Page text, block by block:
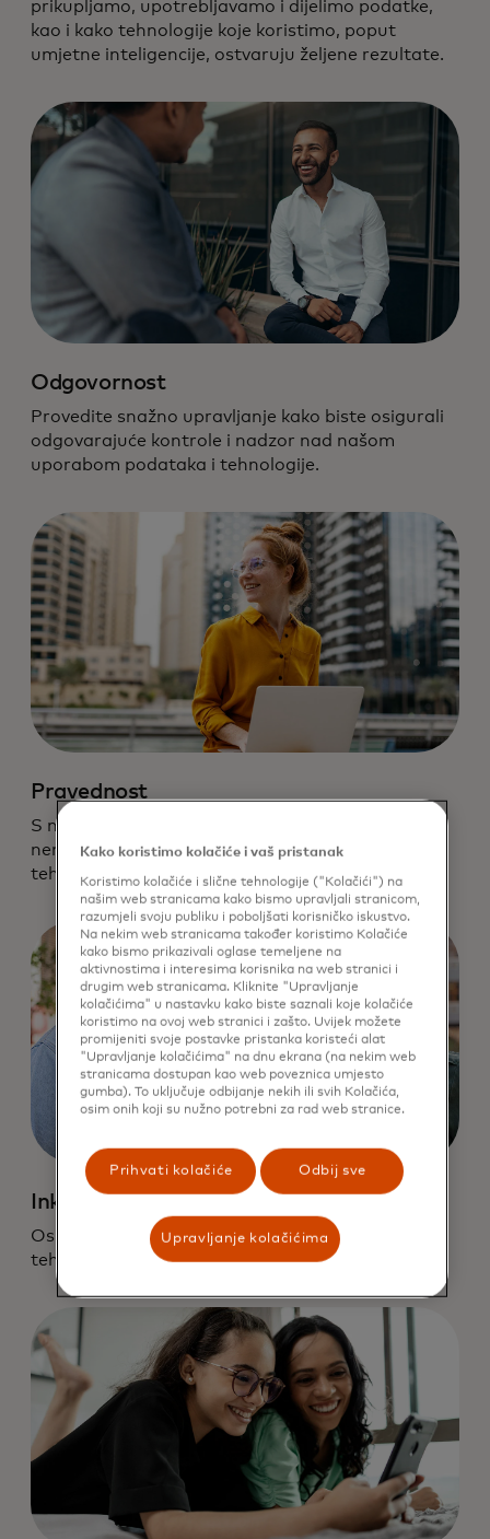
prikupljamo, upotrebljavamo i dijelimo podatke,
kao i kako tehnologije koje koristimo, poput
umjetne inteligencije, ostvaruju željene rezultate.
Odgovornost
Provedite snažno upravljanje kako biste osigurali
odgovarajuće kontrole i nadzor nad našom
uporabom podataka i tehnologije.
Pravednost
S namjerom smanjite pristranost, netočnosti i
nenamjerne štete u našoj upotrebi podataka i
tehnologije.
Inkluzija
Osigurajte da naša upotreba podataka i
tehnologije potiče inkluziju.
Kako koristimo kolačiće i vaš pristanak
Koristimo kolačiće i slične tehnologije ("Kolačići") na
našim web stranicama kako bismo upravljali stranicom,
razumjeli svoju publiku i poboljšati korisničko iskustvo.
Na nekim web stranicama također koristimo Kolačiće
kako bismo prikazivali oglase temeljene na
aktivnostima i interesima korisnika na web stranici i
drugim web stranicama. Kliknite "Upravljanje
kolačićima" u nastavku kako biste saznali koje kolačiće
koristimo na ovoj web stranici i zašto. Uvijek možete
promijeniti svoje postavke pristanka koristeći alat
"Upravljanje kolačićima" na dnu ekrana (na nekim web
stranicama dostupan kao web poveznica umjesto
gumba). To uključuje odbijanje nekih ili svih Kolačića,
osim onih koji su nužno potrebni za rad web stranice.
Prihvati kolačiće Odbij sve
Upravljanje kolačićima